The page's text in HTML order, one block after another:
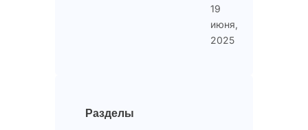
19
июня,
2025
Разделы